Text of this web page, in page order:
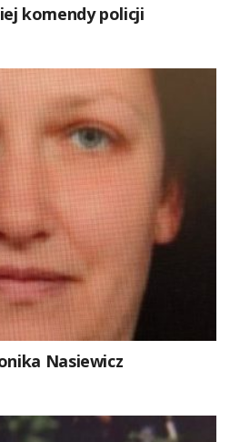
komendy policji
Nasiewicz